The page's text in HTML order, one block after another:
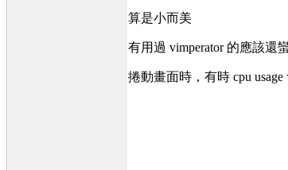
算是小而美
有用過 vimperator 的應該還
捲動畫面時，有時 cpu usage